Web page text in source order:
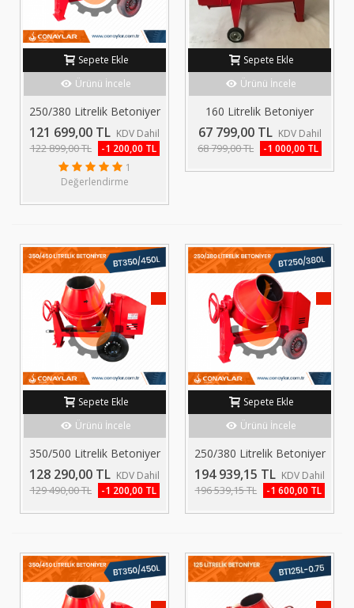
Sepete Ekle
Ürünü İncele
250/380 Litrelik Betoniyer
2.0HP...
121 699,00 TL KDV Dahil
122 899,00 TL
-1 200,00 TL
1
Değerlendirme
Sepete Ekle
Ürünü İncele
160 Litrelik Betoniyer
1.0HP (220V)
67 799,00 TL KDV Dahil
68 799,00 TL -1 000,00 TL
Sepete Ekle
Ürünü İncele
350/500 Litrelik Betoniyer
3.0HP...
128 290,00 TL KDV Dahil
129 490,00 TL -1 200,00 TL
Sepete Ekle
Ürünü İncele
250/380 Litrelik Betoniyer
Dizel...
194 939,15 TL KDV Dahil
196 539,15 TL -1 600,00 TL